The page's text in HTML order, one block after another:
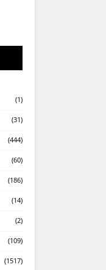
(1)
(31)
(444)
(60)
(186)
(14)
(2)
(109)
(1517)